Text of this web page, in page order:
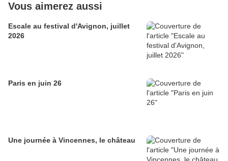
Vous aimerez aussi
Escale au festival d'Avignon, juillet
2026
Paris en juin 26
Une journée à Vincennes, le château